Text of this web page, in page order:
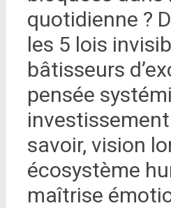
quotidienne ?
les 5 lois
bâtisseurs
pensée
savoir, vision
écosystème
maîtrise